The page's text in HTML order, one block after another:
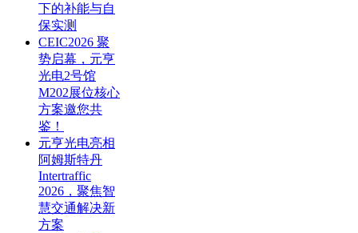
下的补能与自
保实测
CEIC2026 聚
势启幕，元亨
光电2号馆
M202展位核心
方案邀您共
鉴！
元亨光电亮相
阿姆斯特丹
Intertraffic
2026，聚焦智
慧交通解决新
方案